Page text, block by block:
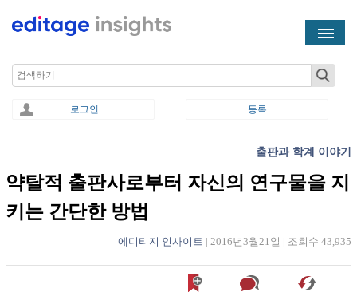
Search
로그인 등록
출판과 학계 이야기
약탈적 출판사로부터 자신의 연구물을 지
키는 간단한 방법
에디티지 인사이트 | 2016년3월21일 | 조회수 43,935